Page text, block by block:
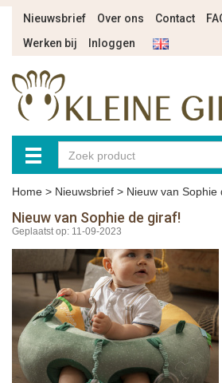
Nieuwsbrief Over ons Contact
Werken bij
Inloggen
Home > Nieuwsbrief > Nieuw van Sophie
Nieuw van Sophie de giraf!
Geplaatst op: 11-09-2023